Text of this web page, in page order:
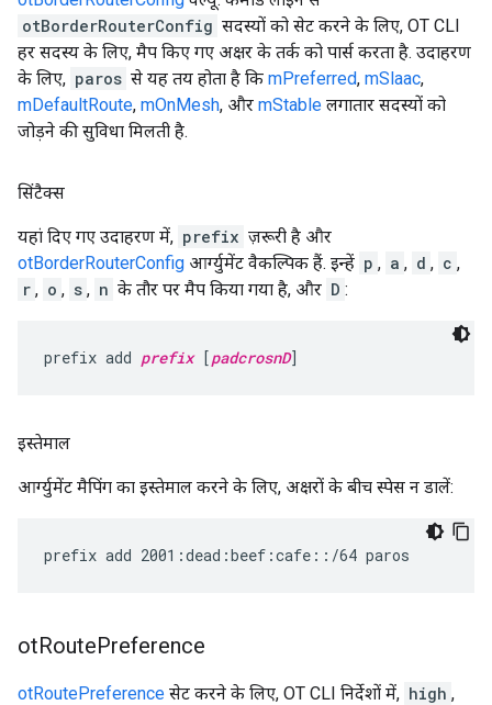
otBorderRouterConfig सदस्यों को सेट करने के लिए, OT CLI
हर सदस्य के लिए, मैप किए गए अक्षर के तर्क को पार्स करता है. उदाहरण
के लिए, paros से यह तय होता है कि mPreferred, mSlaac,
mDefaultRoute, mOnMesh, और mStable लगातार सदस्यों को
जोड़ने की सुविधा मिलती है.
सिंटैक्स
यहां दिए गए उदाहरण में, prefix ज़रूरी है और
otBorderRouterConfig आर्ग्युमेंट वैकल्पिक हैं. इन्हें p , a , d , c ,
r , o , s , n के तौर पर मैप किया गया है, और D :
prefix add prefix [padcrosnD]
इस्तेमाल
आर्ग्युमेंट मैपिंग का इस्तेमाल करने के लिए, अक्षरों के बीच स्पेस न डालें:
otRoutePreference
otRoutePreference सेट करने के लिए, OT CLI निर्देशों में, high ,